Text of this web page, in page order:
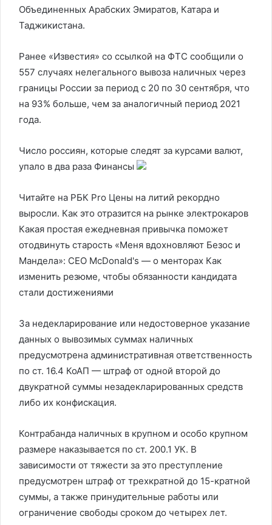
Объединенных Арабских Эмиратов, Катара и
Таджикистана.
Ранее «Известия» со ссылкой на ФТС сообщили о
557 случаях нелегального вывоза наличных через
границы России за период с 20 по 30 сентября, что
на 93% больше, чем за аналогичный период 2021
года.
Число россиян, которые следят за курсами валют,
упало в два раза Финансы
Читайте на РБК Pro Цены на литий рекордно
выросли. Как это отразится на рынке электрокаров
Какая простая ежедневная привычка поможет
отодвинуть старость «Меня вдохновляют Безос и
Мандела»: CEO McDonald's — о менторах Как
изменить резюме, чтобы обязанности кандидата
стали достижениями
За недекларирование или недостоверное указание
данных о вывозимых суммах наличных
предусмотрена административная ответственность
по ст. 16.4 КоАП — штраф от одной второй до
двукратной суммы незадекларированных средств
либо их конфискация.
Контрабанда наличных в крупном и особо крупном
размере наказывается по ст. 200.1 УК. В
зависимости от тяжести за это преступление
предусмотрен штраф от трехкратной до 15-кратной
суммы, а также принудительные работы или
ограничение свободы сроком до четырех лет.